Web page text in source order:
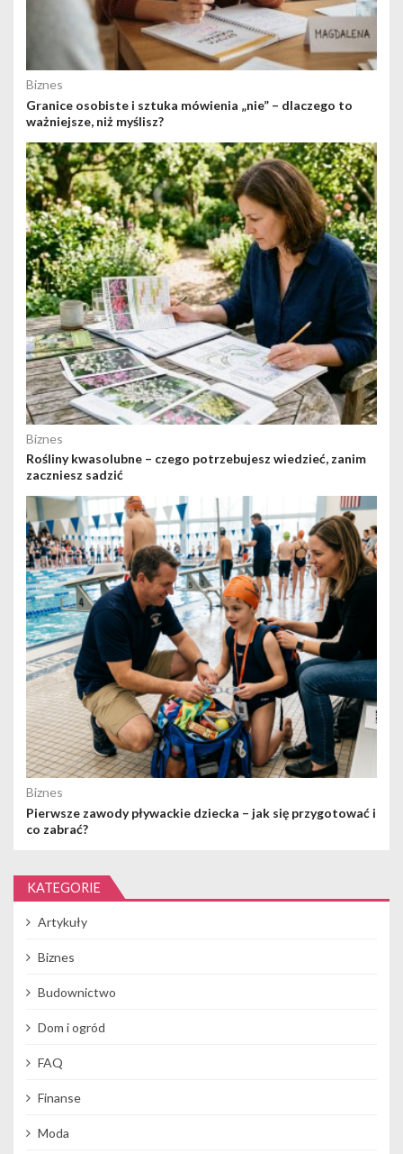
Biznes
Granice osobiste i sztuka mówienia „nie” – dlaczego to
ważniejsze, niż myślisz?
Biznes
Rośliny kwasolubne – czego potrzebujesz wiedzieć, zanim
zaczniesz sadzić
Biznes
Pierwsze zawody pływackie dziecka – jak się przygotować i
co zabrać?
KATEGORIE
Artykuły
Biznes
Budownictwo
Dom i ogród
FAQ
Finanse
Moda